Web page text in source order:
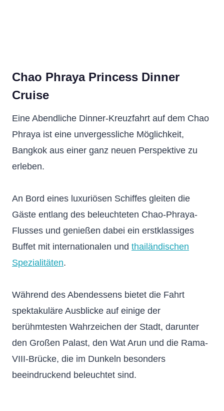
Chao Phraya Princess Dinner
Cruise
Eine Abendliche Dinner-Kreuzfahrt auf dem Chao
Phraya ist eine unvergessliche Möglichkeit,
Bangkok aus einer ganz neuen Perspektive zu
erleben.
An Bord eines luxuriösen Schiffes gleiten die
Gäste entlang des beleuchteten Chao-Phraya-
Flusses und genießen dabei ein erstklassiges
Buffet mit internationalen und thailändischen
Spezialitäten.
Während des Abendessens bietet die Fahrt
spektakuläre Ausblicke auf einige der
berühmtesten Wahrzeichen der Stadt, darunter
den Großen Palast, den Wat Arun und die Rama-
VIII-Brücke, die im Dunkeln besonders
beeindruckend beleuchtet sind.